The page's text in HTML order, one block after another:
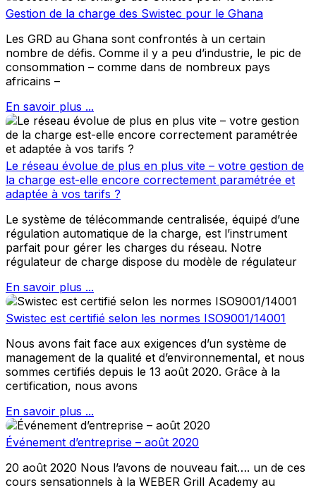
Gestion de la charge des Swistec pour le Ghana
Les GRD au Ghana sont confrontés à un certain
nombre de défis. Comme il y a peu d’industrie, le pic de
consommation – comme dans de nombreux pays
africains –
En savoir plus ...
Le réseau évolue de plus en plus vite – votre gestion de
la charge est-elle encore correctement paramétrée et
adaptée à vos tarifs ?
Le système de télécommande centralisée, équipé d’une
régulation automatique de la charge, est l’instrument
parfait pour gérer les charges du réseau. Notre
régulateur de charge dispose du modèle de régulateur
En savoir plus ...
Swistec est certifié selon les normes ISO9001/14001
Nous avons fait face aux exigences d’un système de
management de la qualité et d’environnemental, et nous
sommes certifiés depuis le 13 août 2020. Grâce à la
certification, nous avons
En savoir plus ...
Événement d’entreprise – août 2020
20 août 2020 Nous l’avons de nouveau fait…. un de ces
cours sensationnels à la WEBER Grill Academy au